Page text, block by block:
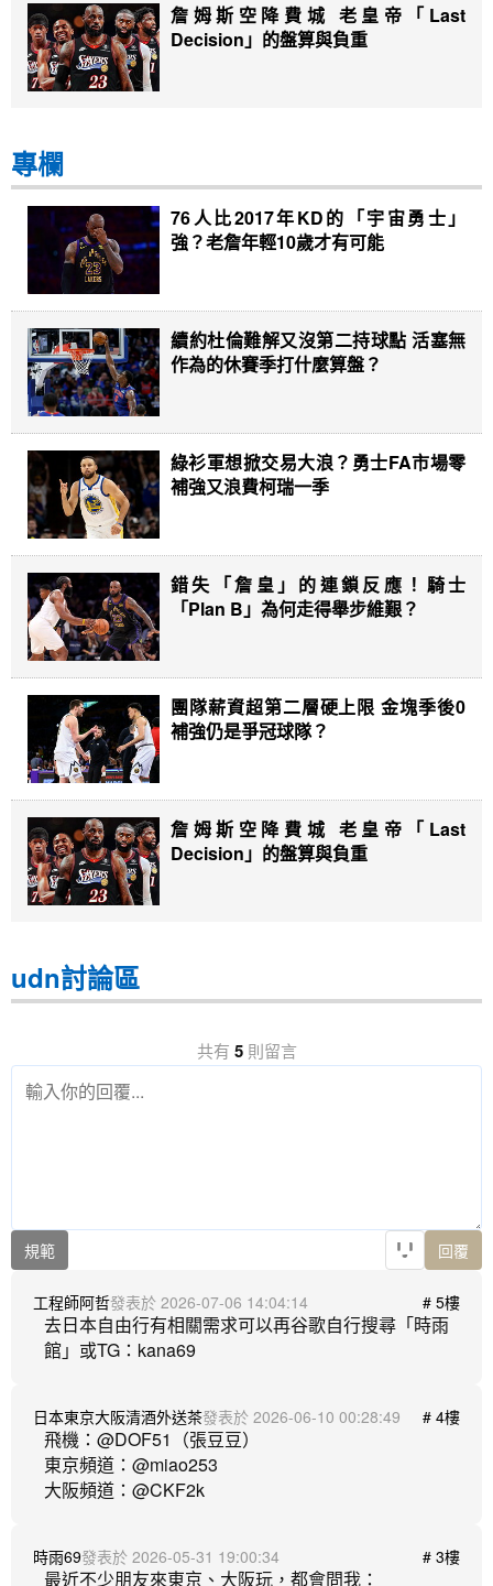
詹姆斯空降費城 老皇帝「Last
Decision」的盤算與負重
專欄
76人比2017年KD的「宇宙勇士」
強？老詹年輕10歲才有可能
續約杜倫難解又沒第二持球點 活塞無
作為的休賽季打什麼算盤？
綠衫軍想掀交易大浪？勇士FA市場零
補強又浪費柯瑞一季
錯失「詹皇」的連鎖反應！騎士
「Plan B」為何走得舉步維艱？
團隊薪資超第二層硬上限 金塊季後0
補強仍是爭冠球隊？
詹姆斯空降費城 老皇帝「Last
Decision」的盤算與負重
udn討論區
共有 5則留言
規範 回覆
工程師阿哲 2026-07-06 14:04:14 # 5樓
去日本自由行有相關需求可以再谷歌自行搜尋「時雨
日本東京大阪清酒外送茶 2026-06-10 00:28:49 # 4樓
飛機：@DOF51（張豆豆）
東京頻道：@miao253
時雨69 2026-05-31 19:00:34 # 3樓
最近不少朋友來東京、大阪玩，都會問我：